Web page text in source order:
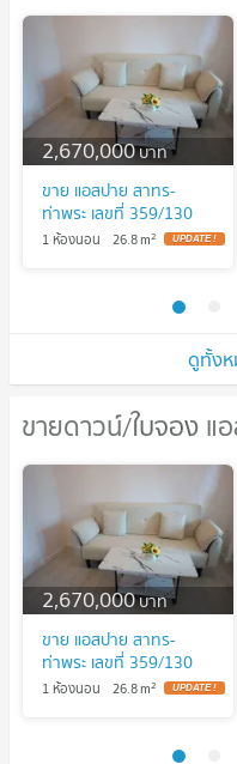
ดูทั้งห
2,670,000บาท
ขาย แอสปาย สาทร-
ท่าพระ เลขที่ 359/130
1 ห้องนอน 26.8m2
ขายดาวน์/ใบจอง แ
ขายดาวน์/ใบจอง แ
ท่าพระ
2,670,000บาท
ขาย แอสปาย สาทร-
ท่าพระ เลขที่ 359/130
1 ห้องนอน 26.8m2